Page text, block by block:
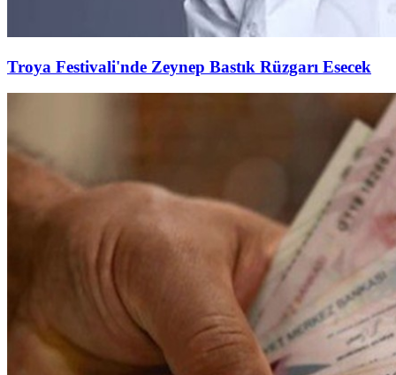
Troya Festivali'nde Zeynep Bastık Rüzgarı Esecek